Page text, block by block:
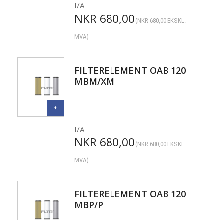
I/A
NKR 680,00 (NKR 680,00EKSKL.
MVA)
FILTERELEMENT OAB 120
MBM/XM
I/A
NKR 680,00 (NKR 680,00EKSKL.
MVA)
FILTERELEMENT OAB 120
MBP/P